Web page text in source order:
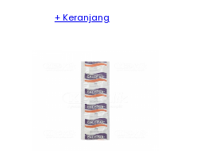
+ Keranjang